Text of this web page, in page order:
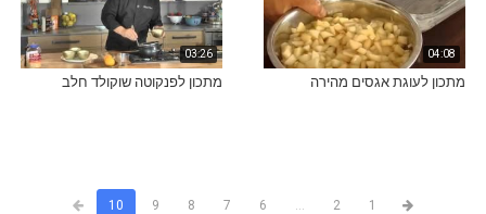
04:08
מתכון לעוגת אגסים מהירה
03:26
מתכון לפנקוטה שוקולד חלב
1
2
6
7
8
9
10